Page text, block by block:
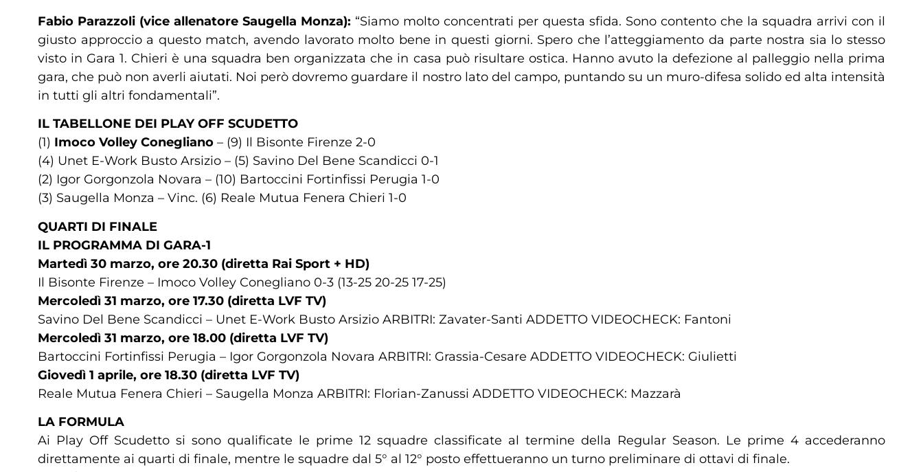
Fabio Parazzoli (vice allenatore Saugella Monza): “Siamo molto concentrati per questa sfida. Sono contento che la squadra arrivi con il
giusto approccio a questo match, avendo lavorato molto bene in questi giorni. Spero che l’atteggiamento da parte nostra sia lo stesso
visto in Gara 1. Chieri è una squadra ben organizzata che in casa può risultare ostica. Hanno avuto la defezione al palleggio nella prima
gara, che può non averli aiutati. Noi però dovremo guardare il nostro lato del campo, puntando su un muro-difesa solido ed alta intensità
in tutti gli altri fondamentali”.
IL TABELLONE DEI PLAY OFF SCUDETTO
(1) Imoco Volley Conegliano – (9) Il Bisonte Firenze 2-0
(4) Unet E-Work Busto Arsizio – (5) Savino Del Bene Scandicci 0-1
(2) Igor Gorgonzola Novara – (10) Bartoccini Fortinfissi Perugia 1-0
(3) Saugella Monza – Vinc. (6) Reale Mutua Fenera Chieri 1-0
QUARTI DI FINALE
IL PROGRAMMA DI GARA-1
Martedì 30 marzo, ore 20.30 (diretta Rai Sport + HD)
Il Bisonte Firenze – Imoco Volley Conegliano 0-3 (13-25 20-25 17-25)
Mercoledì 31 marzo, ore 17.30 (diretta LVF TV)
Savino Del Bene Scandicci – Unet E-Work Busto Arsizio ARBITRI: Zavater-Santi ADDETTO VIDEOCHECK: Fantoni
Mercoledì 31 marzo, ore 18.00 (diretta LVF TV)
Bartoccini Fortinfissi Perugia – Igor Gorgonzola Novara ARBITRI: Grassia-Cesare ADDETTO VIDEOCHECK: Giulietti
Giovedì 1 aprile, ore 18.30 (diretta LVF TV)
Reale Mutua Fenera Chieri – Saugella Monza ARBITRI: Florian-Zanussi ADDETTO VIDEOCHECK: Mazzarà
LA FORMULA
Ai Play Off Scudetto si sono qualificate le prime 12 squadre classificate al termine della Regular Season. Le prime 4 accederanno
direttamente ai quarti di finale, mentre le squadre dal 5° al 12° posto effettueranno un turno preliminare di ottavi di finale.